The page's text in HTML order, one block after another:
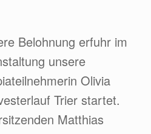
Belohnung erfuhr im
unsere
Olivia
Trier startet.
Matthias